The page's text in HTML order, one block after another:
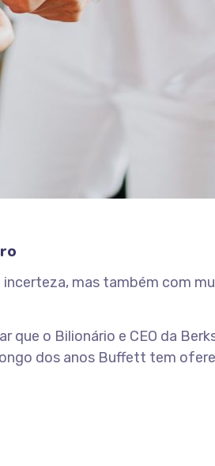
mas também com
o Bilionário e CEO da
dos anos Buffett tem